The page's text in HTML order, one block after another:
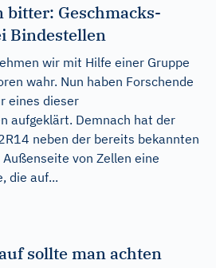
Geschmacks-
Bindestellen
wir mit Hilfe einer Gruppe
wahr. Nun haben Forschende
eines dieser
aufgeklärt. Demnach hat der
neben der bereits bekannten
von Zellen eine
die auf...
sollte man achten